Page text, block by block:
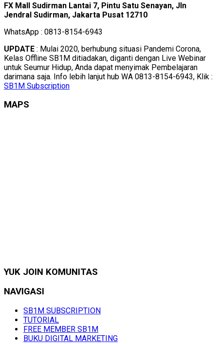
FX Mall Sudirman Lantai 7, Pintu Satu Senayan, Jln
Jendral Sudirman, Jakarta Pusat 12710
WhatsApp : 0813-8154-6943
UPDATE : Mulai 2020, berhubung situasi Pandemi Corona,
Kelas Offline SB1M ditiadakan, diganti dengan Live Webinar
untuk Seumur Hidup, Anda dapat menyimak Pembelajaran
darimana saja. Info lebih lanjut hub WA 0813-8154-6943, Klik :
SB1M Subscription
MAPS
YUK JOIN KOMUNITAS
NAVIGASI
SB1M SUBSCRIPTION
TUTORIAL
FREE MEMBER SB1M
BUKU DIGITAL MARKETING